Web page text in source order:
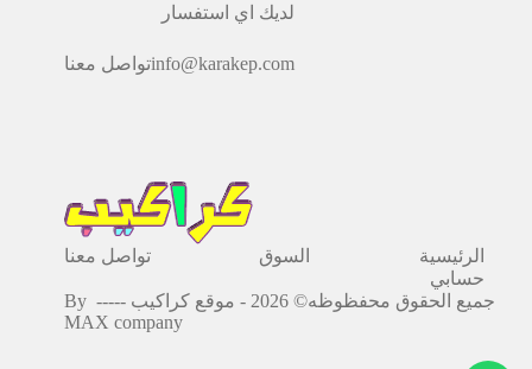
لديك اي استفسار
info@karakep.comتواصل معنا
الرئيسية السوق
تواصل معنا
حسابي
جميع الحقوق محفظوظه© 2026 - موقع كراكيب -----
By
MAX company